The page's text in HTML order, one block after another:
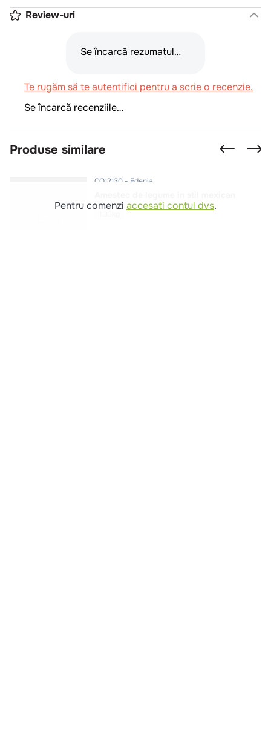
Pentru comenzi accesati contul dvs.
Review-uri
Se încarcă rezumatul…
Te rugăm să te autentifici pentru a scrie o recenzie.
Se încarcă recenziile…
Produse similare
CO12130 Edenia